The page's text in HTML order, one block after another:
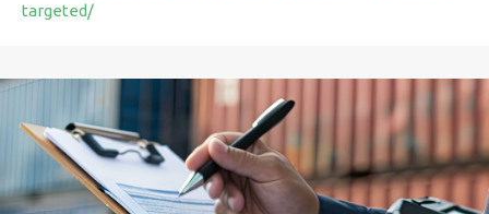
targeted/